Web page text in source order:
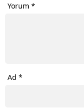
Yorum *
Ad *